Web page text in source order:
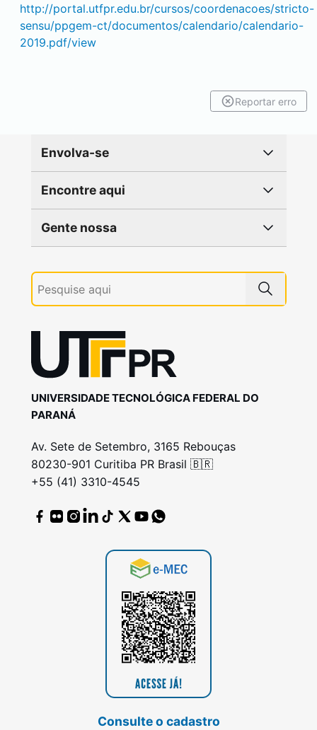
http://portal.utfpr.edu.br/cursos/coordenacoes/stricto-
sensu/ppgem-ct/documentos/calendario/calendario-
2019.pdf/view
Reportar erro
Envolva-se
Encontre aqui
Gente nossa
UNIVERSIDADE TECNOLÓGICA FEDERAL DO
PARANÁ
Av. Sete de Setembro, 3165 Rebouças
80230-901 Curitiba PR Brasil 🇧🇷
+55 (41) 3310-4545
Consulte o cadastro